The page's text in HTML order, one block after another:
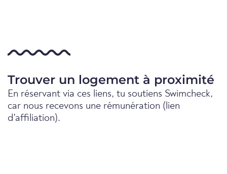
Trouver un logement à proximité
En réservant via ces liens, tu soutiens Swimcheck,
car nous recevons une rémunération (lien
d'affiliation).